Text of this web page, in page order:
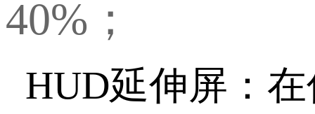
40%；
HUD延伸屏：